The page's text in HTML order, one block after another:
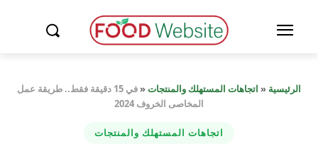
الرئيسية « اتجاهات المستهلك والمنتجات«
في 15 دقيقة فقط.. طريقة عمل
المخاصى الخروف 2024
اتجاهات المستهلك والمنتجات